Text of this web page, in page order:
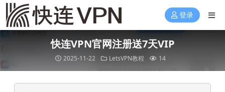
登录
快连VPN官网注册送7天VIP
2025-11-22 LetsVPN教程 14